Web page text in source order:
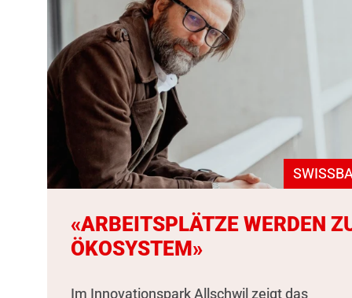
«ARBEITSPLÄTZE WERDEN
ÖKOSYSTEM»
Im Innovationspark Allschwil zeigt das